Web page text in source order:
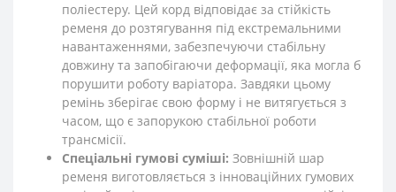
поліестеру. Цей корд відповідає за стійкість
ременя до розтягування під екстремальними
навантаженнями, забезпечуючи стабільну
довжину та запобігаючи деформації, яка могла б
порушити роботу варіатора. Завдяки цьому
ремінь зберігає свою форму і не витягується з
часом, що є запорукою стабільної роботи
трансмісії.
Спеціальні гумові суміші: Зовнішній шар
ременя виготовляється з інноваційних гумових